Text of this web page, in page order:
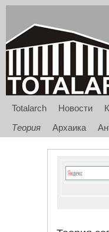
Totalarch Новости
Теория
Архаика